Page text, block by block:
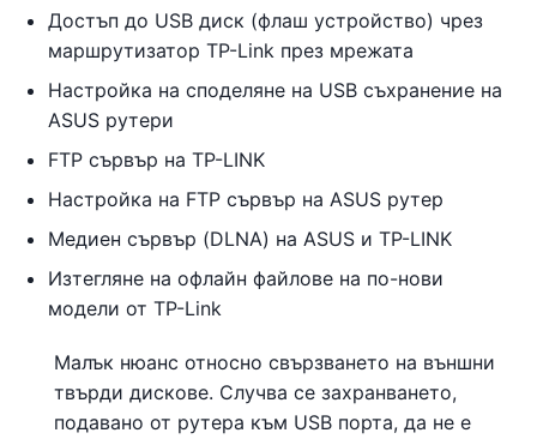
Достъп до USB диск (флаш устройство) чрез
маршрутизатор TP-Link през мрежата
Настройка на споделяне на USB съхранение на
ASUS рутери
FTP сървър на TP-LINK
Настройка на FTP сървър на ASUS рутер
Медиен сървър (DLNA) на ASUS и TP-LINK
Изтегляне на офлайн файлове на по-нови
модели от TP-Link
Малък нюанс относно свързването на външни
твърди дискове. Случва се захранването,
подавано от рутера към USB порта, да не е